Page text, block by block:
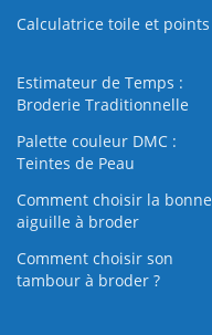
Calculatrice toile et points
Estimateur de Temps :
Broderie Traditionnelle
Palette couleur DMC :
Teintes de Peau
Comment choisir la bonne
aiguille à broder
Comment choisir son
tambour à broder ?